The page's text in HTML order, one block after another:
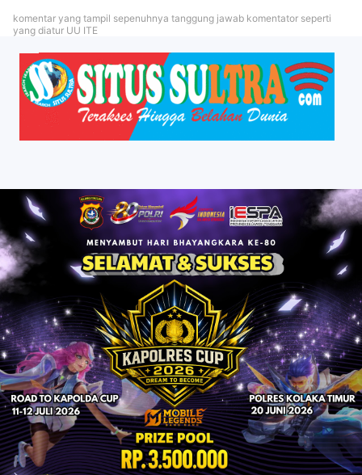
komentar yang tampil sepenuhnya tanggung jawab komentator seperti
yang diatur UU ITE